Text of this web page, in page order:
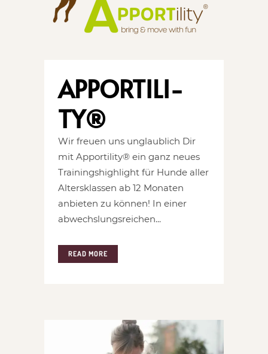
APPOR­TI­LI­
TY®
Wir freuen uns unglaublich Dir
mit Apportility® ein ganz neues
Trainingshighlight für Hunde aller
Altersklassen ab 12 Monaten
anbieten zu können! In einer
abwechslungsreichen...
READ MORE